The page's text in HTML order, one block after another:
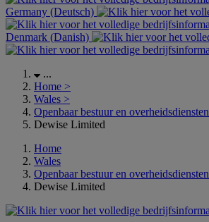
Germany (Deutsch)
Denmark (Danish)
...
Home >
Wales >
Openbaar bestuur en overheidsdiensten
Dewise Limited
Home
Wales
Openbaar bestuur en overheidsdiensten
Dewise Limited